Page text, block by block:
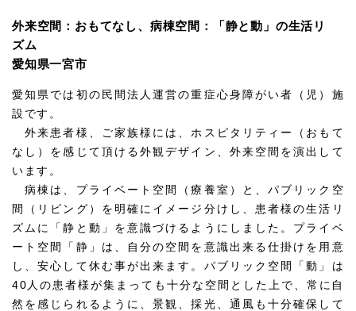
外来空間：おもてなし、病棟空間：「静と動」の生活リ
ズム
愛知県一宮市
愛知県では初の民間法人運営の重症心身障がい者（児）施
設です。
外来患者様、ご家族様には、ホスピタリティー（おもて
なし）を感じて頂ける外観デザイン、外来空間を演出して
います。
病棟は、プライベート空間（療養室）と、パブリック空
間（リビング）を明確にイメージ分けし、患者様の生活リ
ズムに「静と動」を意識づけるようにしました。プライベ
ート空間「静」は、自分の空間を意識出来る仕掛けを用意
し、安心して休む事が出来ます。パブリック空間「動」は
40人の患者様が集まっても十分な空間とした上で、常に自
然を感じられるように、景観、採光、通風も十分確保して